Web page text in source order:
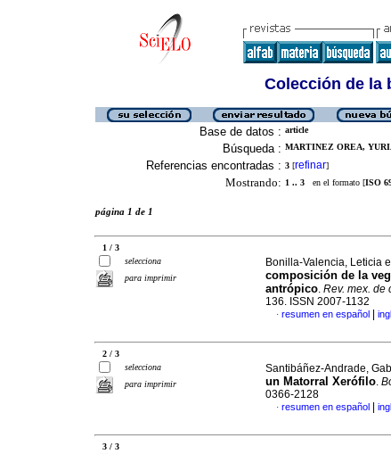
Colección de la
Base de datos : article
Búsqueda : MARTINEZ OREA,
Referencias encontradas : 3 [refinar]
Mostrando: 1 .. 3 en el formato [ISO
página 1 de 1
1 / 3
selecciona
para imprimir
Bonilla-Valencia, Leticia
composición de la
antrópico. Rev. mex. de
136. ISSN 2007-1132
· resumen en español
2 / 3
selecciona
para imprimir
Santibáñez-Andrade,
un Matorral Xerófilo.
0366-2128
· resumen en español
3 / 3